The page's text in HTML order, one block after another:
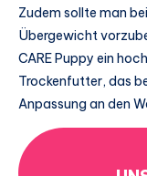
Zudem sollte man
Übergewicht
CARE Puppy ein
Trockenfutter, das
Anpassung an den